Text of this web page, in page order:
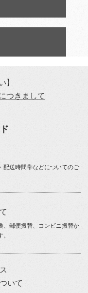
】
つきまして
配送時間帯などについてのご
、郵便振替、コンビニ振替か
いて